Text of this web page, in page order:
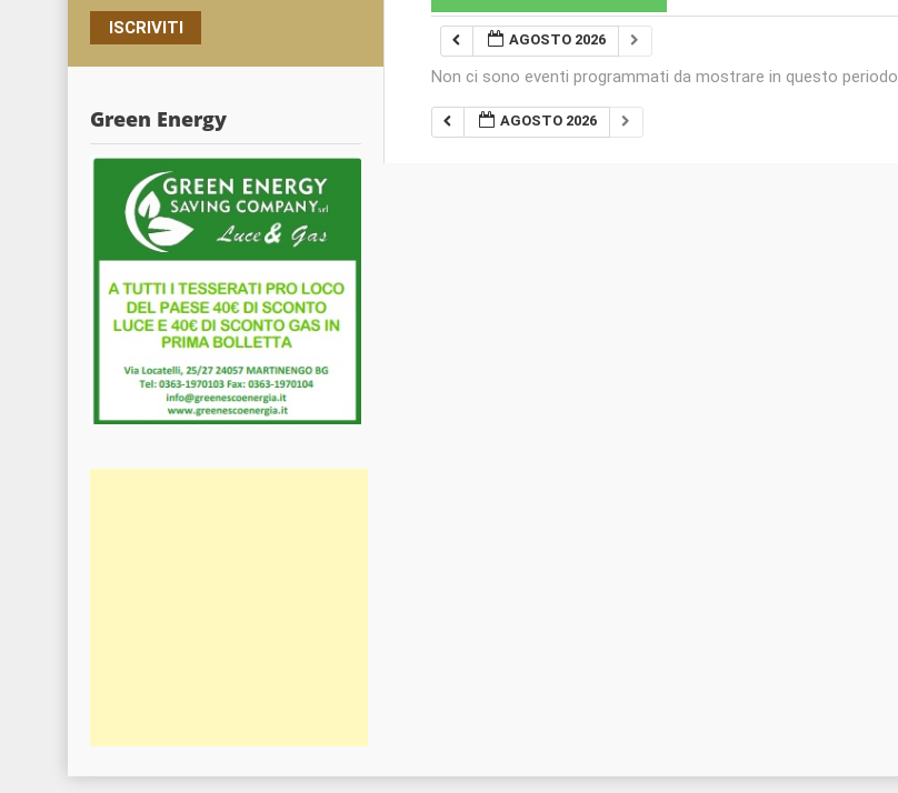
AGOSTO 2026
Non ci sono eventi programmati da mostrare in questo periodo
AGOSTO 2026
ISCRIVITI
Green Energy